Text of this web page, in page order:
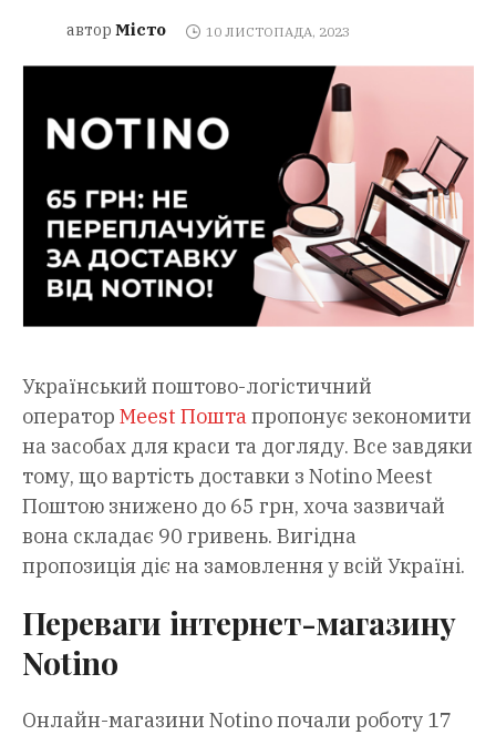
автор Місто 10 ЛИСТОПАДА, 2023
Український поштово-логістичний
оператор Meest Поштапропонує зекономити
на засобах для краси та догляду. Все завдяки
тому, що вартість доставки з Notino Meest
Поштою знижено до 65 грн, хоча зазвичай
вона складає 90 гривень. Вигідна
пропозиція діє на замовлення у всій Україні.
Переваги інтернет-магазину
Notino
Онлайн-магазини Notino почали роботу 17